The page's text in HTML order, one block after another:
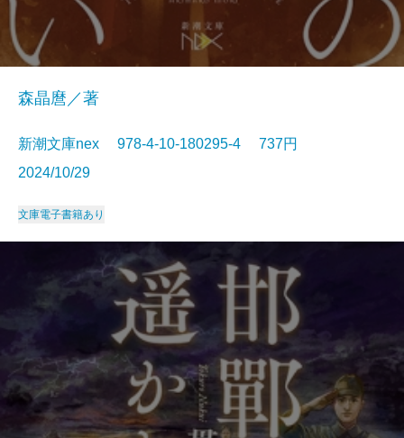
森晶麿／著
新潮文庫nex 978-4-10-180295-4 737円
2024/10/29
文庫電子書籍あり